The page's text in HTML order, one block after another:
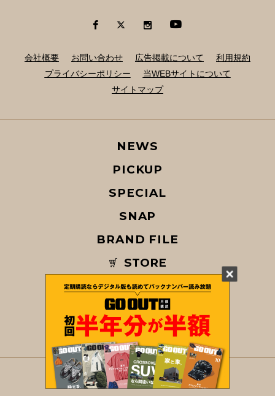
会社概要 お問い合わせ 広告掲載について
利用規約
プライバシーポリシー
当WEBサイトについて
サイトマップ
© COPYRIGHT 2026 GO OUT / SAN-EI CORPORATION Co.,Ltd.
NEWS
PICKUP
SPECIAL
SNAP
BRAND FILE
STORE
MAGAZINE